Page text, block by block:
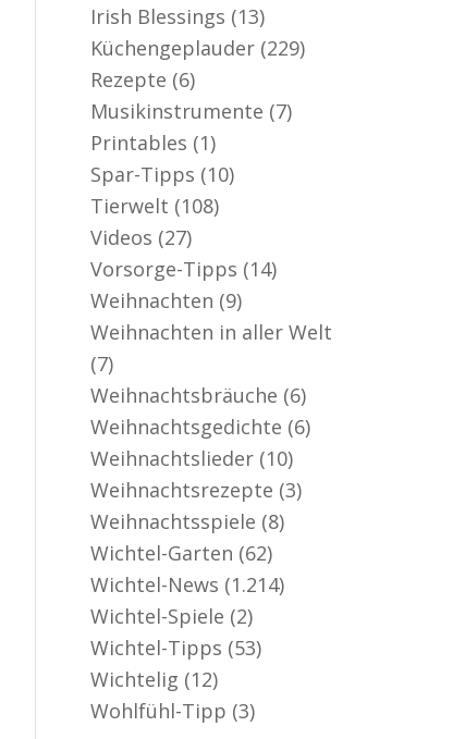
Irish Blessings (13)
Küchengeplauder (229)
Rezepte (6)
Musikinstrumente (7)
Printables (1)
Spar-Tipps (10)
Tierwelt (108)
Videos (27)
Vorsorge-Tipps (14)
Weihnachten (9)
Weihnachten in aller Welt
(7)
Weihnachtsbräuche (6)
Weihnachtsgedichte (6)
Weihnachtslieder (10)
Weihnachtsrezepte (3)
Weihnachtsspiele (8)
Wichtel-Garten (62)
Wichtel-News (1.214)
Wichtel-Spiele (2)
Wichtel-Tipps (53)
Wichtelig (12)
Wohlfühl-Tipp (3)